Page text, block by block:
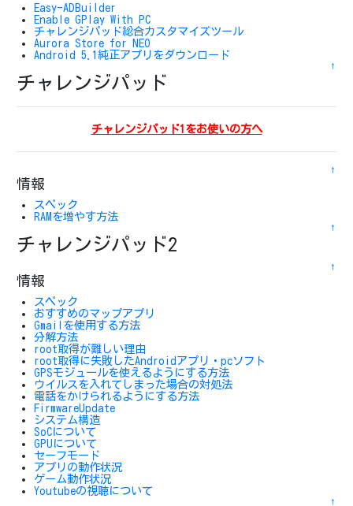
Easy-ADBuilder
Enable GPlay With PC
チャレンジパッド総合カスタマイズツール
Aurora Store for NEO
Android 5.1純正アプリをダウンロード
↑
チャレンジパッド
チャレンジパッド1をお使いの方へ
↑
情報
スペック
RAMを増やす方法
↑
チャレンジパッド2
↑
情報
スペック
おすすめのマップアプリ
Gmailを使用する方法
分解方法
root取得が難しい理由
root取得に失敗したAndroidアプリ・pcソフト
GPSモジュールを使えるようにする方法
ウイルスを入れてしまった場合の対処法
電話をかけられるようにする方法
FirmwareUpdate
システム構造
SoCについて
GPUについて
セーフモード
アプリの動作状況
ゲーム動作状況
Youtubeの視聴について
↑